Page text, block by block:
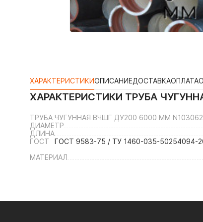
ХАРАКТЕРИСТИКИОПИСАНИЕДОСТАВКАОПЛАТА
ХАРАКТЕРИСТИКИ ТРУБА
ТРУБА ЧУГУННАЯ ВЧШГ ДУ200 6000 ММ N103062
ДИАМЕТР
ДЛИНА
ГОСТ
ГОСТ 9583-75 / ТУ 1460-035-50254094-
МАТЕРИАЛ